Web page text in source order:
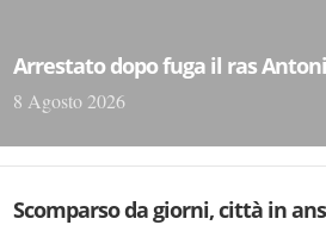
Arrestato dopo fuga il ras
8 Agosto 2026
Scomparso da giorni, città in